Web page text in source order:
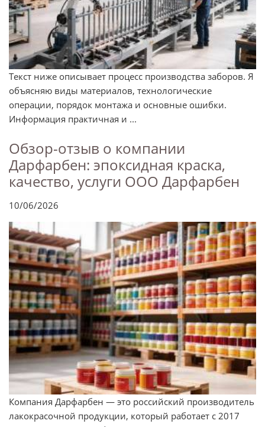
Текст ниже описывает процесс производства заборов. Я
объясняю виды материалов, технологические
операции, порядок монтажа и основные ошибки.
Информация практичная и ...
Обзор-отзыв о компании
Дарфарбен: эпоксидная краска,
качество, услуги ООО Дарфарбен
10/06/2026
Компания Дарфарбен — это российский производитель
лакокрасочной продукции, который работает с 2017